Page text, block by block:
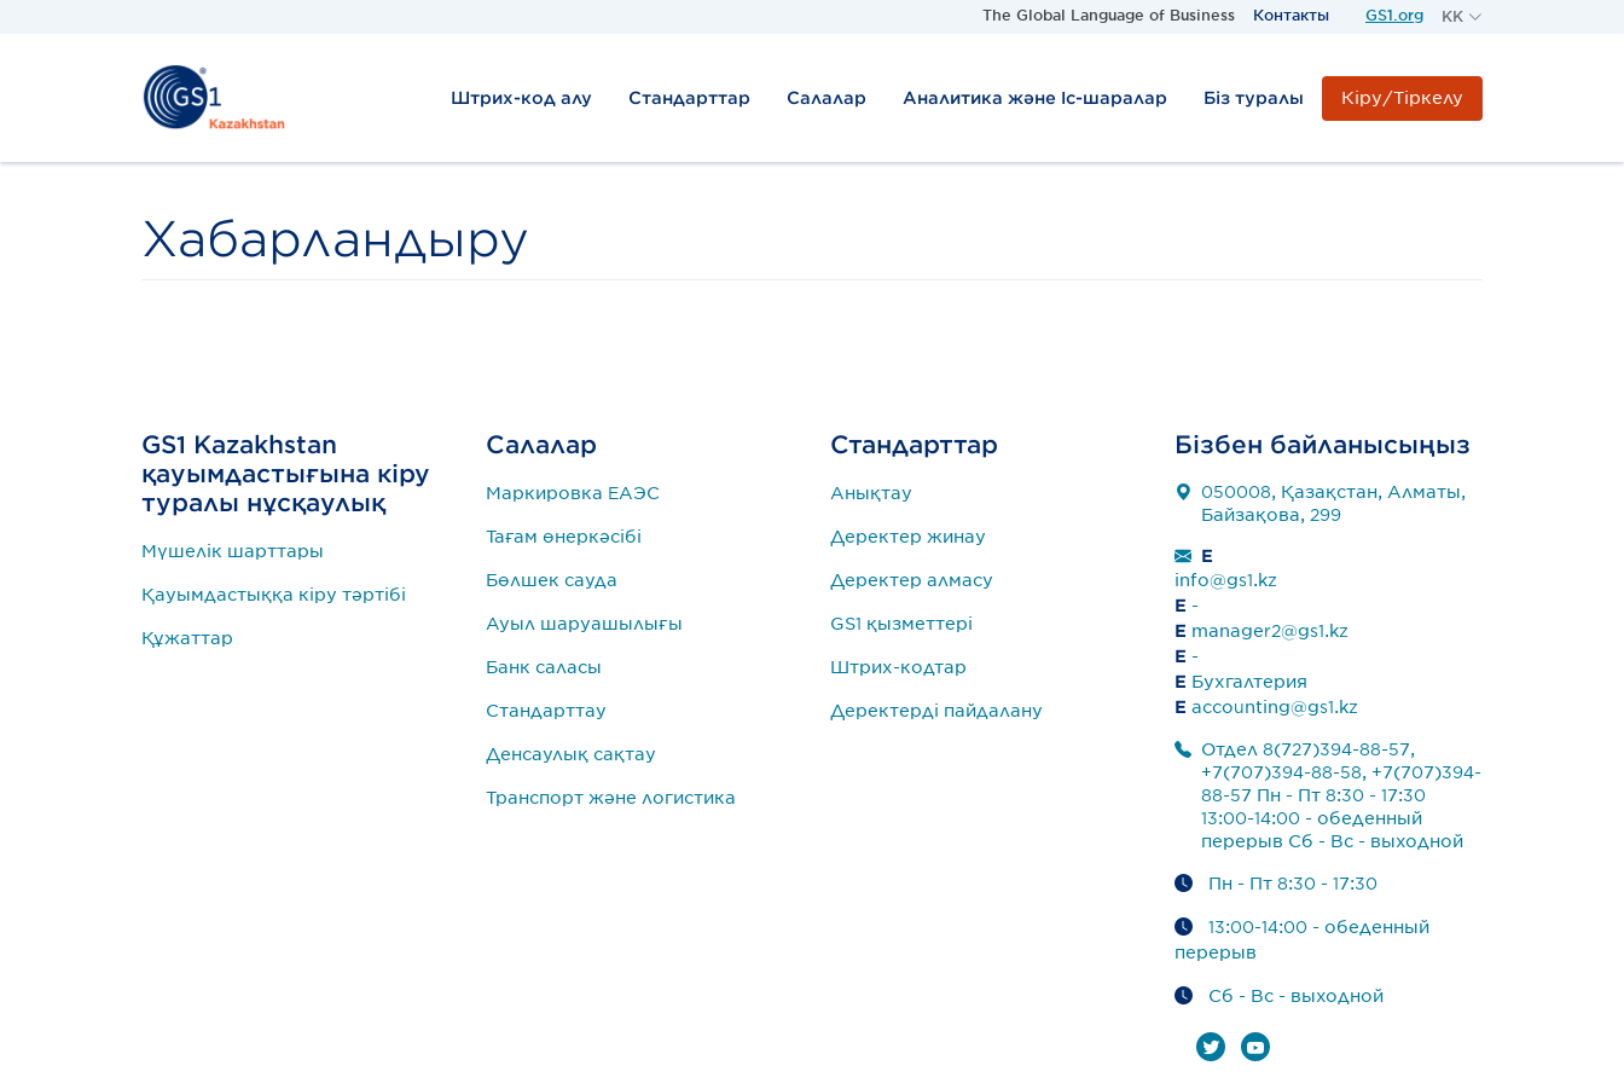
The Global Language of Business Контакты GS1.org
KK
Штрих-код алу Стандарттар Салалар Аналитика және Іс-шаралар Біз туралы Кіру/Тіркелу
Хабарландыру
GS1 Kazakhstan
қауымдастығына кіру
туралы нұсқаулық
Мүшелік шарттары
Қауымдастыққа кіру тәртібі
Құжаттар
Салалар
Маркировка ЕАЭС
Тағам өнеркәсібі
Бөлшек сауда
Ауыл шаруашылығы
Банк саласы
Стандарттау
Денсаулық сақтау
Транспорт және логистика
Стандарттар
Анықтау
Деректер жинау
Деректер алмасу
GS1 қызметтері
Штрих-кодтар
Деректерді пайдалану
Бізбен байланысыңыз
050008, Қазақстан, Алматы,
Байзақова, 299
E
info@gs1.kz
E -
E manager2@gs1.kz
E -
E Бухгалтерия
E accounting@gs1.kz
Отдел 8(727)394-88-57,
+7(707)394-88-58, +7(707)394-
88-57 Пн - Пт 8:30 - 17:30
13:00-14:00 - обеденный
перерыв Сб - Вс - выходной
Пн - Пт 8:30 - 17:30
13:00-14:00 - обеденный
перерыв
Сб - Вс - выходной